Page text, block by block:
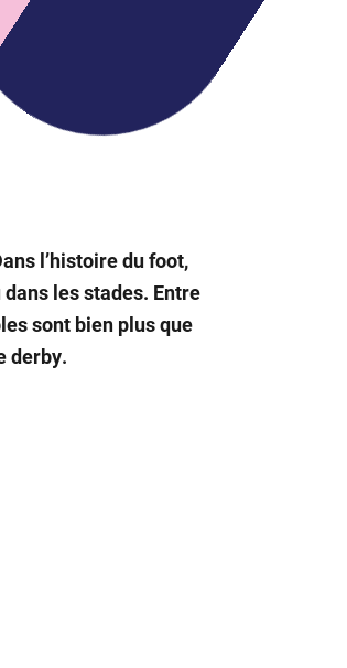
l’histoire du foot,
les stades. Entre
sont bien plus que
derby.